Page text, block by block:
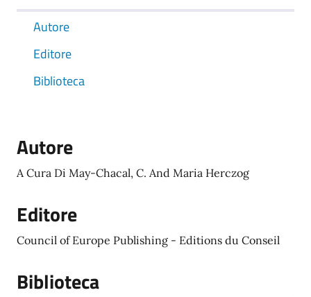
Autore
Editore
Biblioteca
Autore
A Cura Di May-Chacal, C. And Maria Herczog
Editore
Council of Europe Publishing - Editions du Conseil
Biblioteca